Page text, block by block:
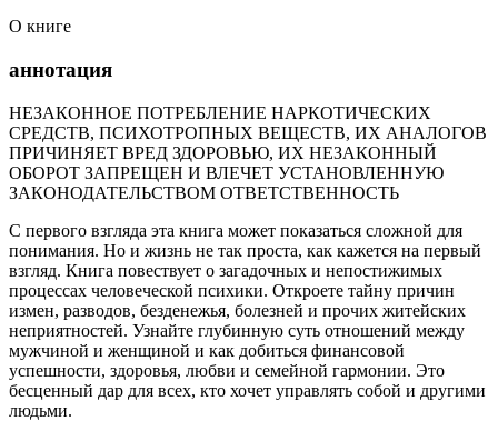
О книге
аннотация
НЕЗАКОННОЕ ПОТРЕБЛЕНИЕ НАРКОТИЧЕСКИХ
СРЕДСТВ, ПСИХОТРОПНЫХ ВЕЩЕСТВ, ИХ АНАЛОГОВ
ПРИЧИНЯЕТ ВРЕД ЗДОРОВЬЮ, ИХ НЕЗАКОННЫЙ
ОБОРОТ ЗАПРЕЩЕН И ВЛЕЧЕТ УСТАНОВЛЕННУЮ
ЗАКОНОДАТЕЛЬСТВОМ ОТВЕТСТВЕННОСТЬ
С первого взгляда эта книга может показаться сложной для
понимания. Но и жизнь не так проста, как кажется на первый
взгляд. Книга повествует о загадочных и непостижимых
процессах человеческой психики. Откроете тайну причин
измен, разводов, безденежья, болезней и прочих житейских
неприятностей. Узнайте глубинную суть отношений между
мужчиной и женщиной и как добиться финансовой
успешности, здоровья, любви и семейной гармонии. Это
бесценный дар для всех, кто хочет управлять собой и другими
людьми.